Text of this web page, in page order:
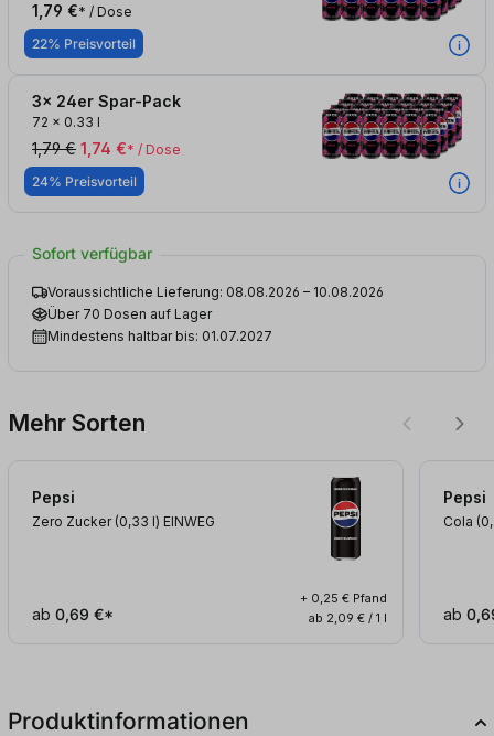
1,79 €* / Dose
22% Preisvorteil
3x 24er Spar-Pack
72 x 0.33 l
1,79 € 1,74 €* / Dose
24% Preisvorteil
Sofort verfügbar
Voraussichtliche Lieferung: 08.08.2026 – 10.08.2026
Über 70 Dosen auf Lager
Mindestens haltbar bis: 01.07.2027
Mehr Sorten
Pepsi
Zero Zucker (0,33 l) EINWEG
ab 0,69 €*
+ 0,25 € Pfand
ab 2,09 € / 1 l
Pepsi
Cola
ab
Produktinformationen